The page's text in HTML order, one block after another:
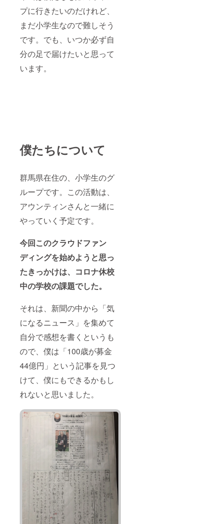
プに行きたいのだけれど、
まだ小学生なので難しそう
です。でも、いつか必ず自
分の足で届けたいと思って
います。
僕たちについて
群馬県在住の、小学生のグ
ループです。この活動は、
アウンティンさんと一緒に
やっていく予定です。
今回このクラウドファン
ディングを始めようと思っ
たきっかけは、コロナ休校
中の学校の課題でした。
それは、新聞の中から「気
になるニュース」を集めて
自分で感想を書くというも
ので、僕は「100歳が募金
44億円」という記事を見つ
けて、僕にもできるかもし
れないと思いました。